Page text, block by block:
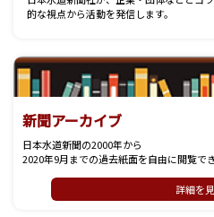
的な視点から活動を発信します。
新聞アーカイブ
日本水道新聞の2000年から
2020年9月までの過去紙面を自由に閲覧でき
詳細を